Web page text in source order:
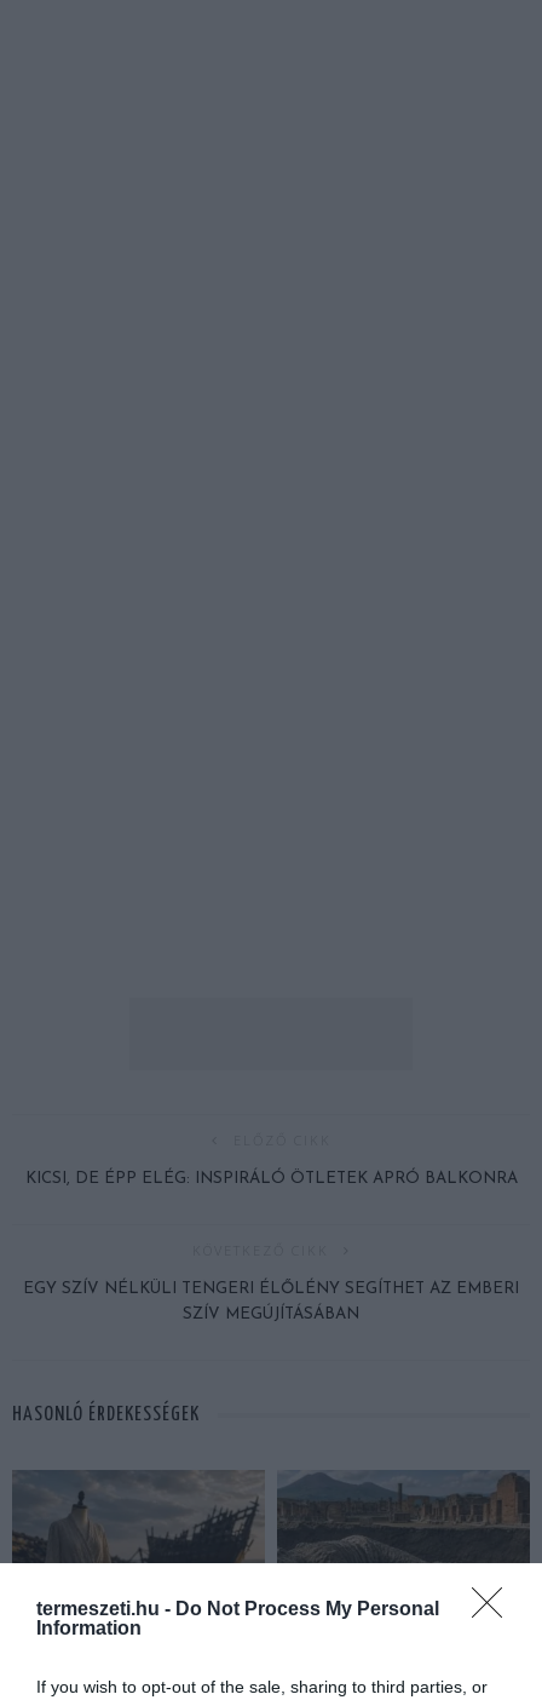
termeszeti.hu - Do Not Process My Personal
Information
If you wish to opt-out of the sale, sharing to third parties, or
KICSI, DE ÉPP ELÉG: INSPIRÁLÓ ÖTLETEK APRÓ BALKONRA
EGY SZÍV NÉLKÜLI TENGERI ÉLŐLÉNY SEGÍTHET AZ EMBERI
SZÍV MEGÚJÍTÁSÁBAN
HASONLÓ ÉRDEKESSÉGEK